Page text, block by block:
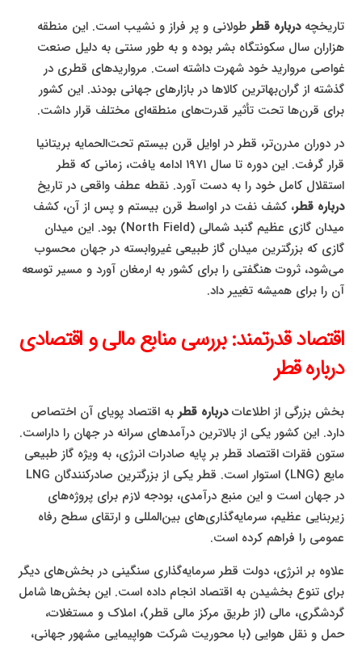
تاریخچهدرباره قطر طولانی و پر فراز و نشیب است. این منطقه
هزاران سال سکونتگاه بشر بوده و به طور سنتی به دلیل صنعت
غواصی مروارید خود شهرت داشته است. مرواریدهای قطری در
گذشته از گران‌بهاترین کالاها در بازارهای جهانی بودند. این کشور
برای قرن‌ها تحت تأثیر قدرت‌های منطقه‌ای مختلف قرار داشت.
در دوران مدرن‌تر، قطر در اوایل قرن بیستم تحت‌الحمایه بریتانیا
قرار گرفت. این دوره تا سال ۱۹۷۱ ادامه یافت، زمانی که قطر
استقلال کامل خود را به دست آورد. نقطه عطف واقعی در تاریخ
درباره قطر، کشف نفت در اواسط قرن بیستم و پس از آن، کشف
میدان گازی عظیم گنبد شمالی (North Field) بود. این میدان
گازی که بزرگترین میدان گاز طبیعی غیروابسته در جهان محسوب
می‌شود، ثروت هنگفتی را برای کشور به ارمغان آورد و مسیر توسعه
آن را برای همیشه تغییر داد.
اقتصاد قدرتمند: بررسی منابع مالی و اقتصادی
درباره قطر
بخش بزرگی از اطلاعاتدرباره قطربه اقتصاد پویای آن اختصاص
دارد. این کشور یکی از بالاترین درآمدهای سرانه در جهان را داراست.
ستون فقرات اقتصاد قطر بر پایه صادرات انرژی، به ویژه گاز طبیعی
مایع (LNG) استوار است. قطر یکی از بزرگترین صادرکنندگان LNG
در جهان است و این منبع درآمدی، بودجه لازم برای پروژه‌های
زیربنایی عظیم، سرمایه‌گذاری‌های بین‌المللی و ارتقای سطح رفاه
عمومی را فراهم کرده است.
علاوه بر انرژی، دولت قطر سرمایه‌گذاری سنگینی در بخش‌های دیگر
برای تنوع بخشیدن به اقتصاد انجام داده است. این بخش‌ها شامل
گردشگری، مالی (از طریق مرکز مالی قطر)، املاک و مستغلات،
حمل و نقل هوایی (با محوریت شرکت هواپیمایی مشهور جهانی،